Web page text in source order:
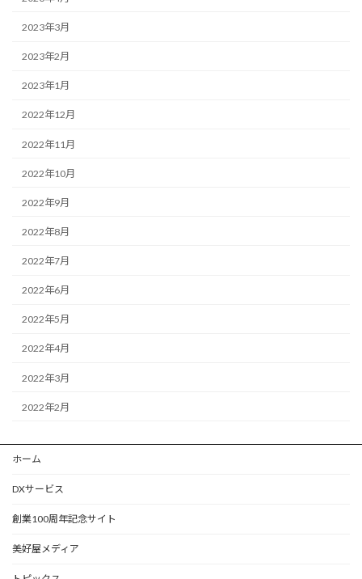
2023年3月
2023年2月
2023年1月
2022年12月
2022年11月
2022年10月
2022年9月
2022年8月
2022年7月
2022年6月
2022年5月
2022年4月
2022年3月
2022年2月
ホーム
DXサービス
創業100周年記念サイト
美好屋メディア